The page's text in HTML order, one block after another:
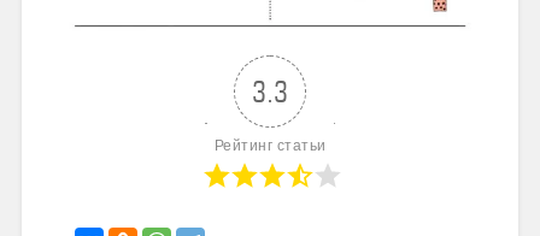
3.3
Рейтинг статьи